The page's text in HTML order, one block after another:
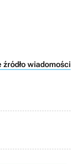
źródło wiadomości